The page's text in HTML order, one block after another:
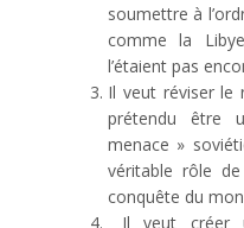
soumettre à
comme la
l’étaient pas
Il veut réviser le
prétendu être
menace »
véritable rôle
conquête du
Il veut créer